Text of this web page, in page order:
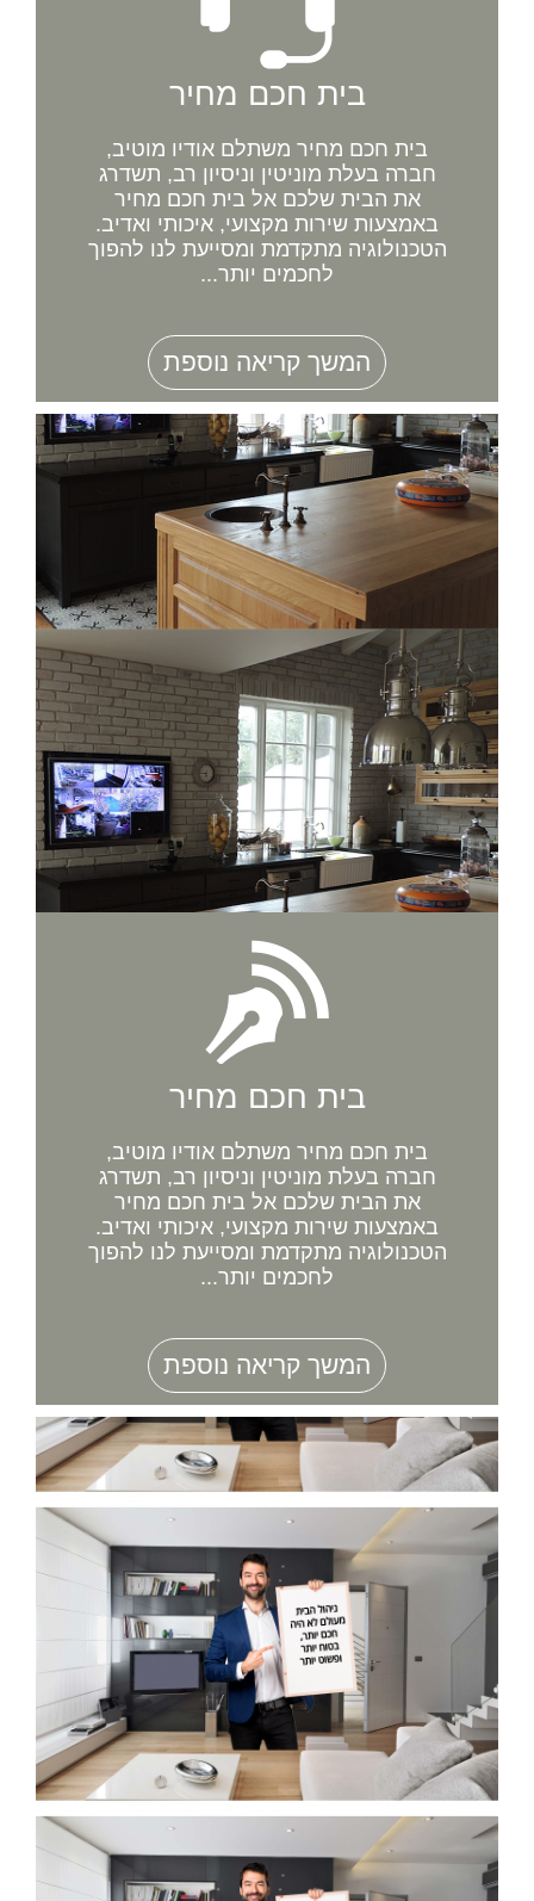
בית חכם מחיר
בית חכם מחיר משתלם אודיו מוטיב,
חברה בעלת מוניטין וניסיון רב, תשדרג
את הבית שלכם אל בית חכם מחיר
באמצעות שירות מקצועי, איכותי ואדיב.
הטכנולוגיה מתקדמת ומסייעת לנו להפוך
לחכמים יותר...
המשך קריאה נוספת
בית חכם מחיר
בית חכם מחיר משתלם אודיו מוטיב,
חברה בעלת מוניטין וניסיון רב, תשדרג
את הבית שלכם אל בית חכם מחיר
באמצעות שירות מקצועי, איכותי ואדיב.
הטכנולוגיה מתקדמת ומסייעת לנו להפוך
לחכמים יותר...
המשך קריאה נוספת